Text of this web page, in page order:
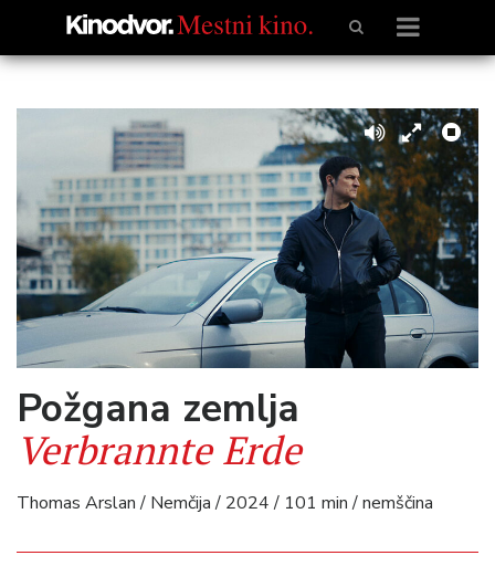
Požgana zemlja
Verbrannte Erde
Thomas Arslan / Nemčija / 2024 / 101 min / nemščina